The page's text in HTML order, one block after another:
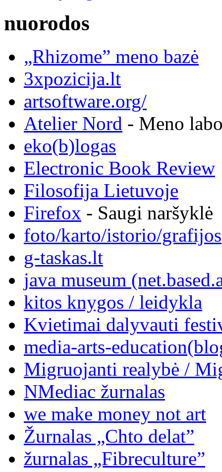
nuorodos
„Rhizome” meno bazė
3xpozicija.lt
artsoftware.org/
Atelier Nord - Meno
eko(b)logas
Electronic Book Review
Filosofija Lietuvoje
Firefox - Saugi naršyklė
foto/karto/istorio/grafijos
g-taskas.lt
java museum
kitos knygos / leidykla
Kvietimai dalyvauti
media-arts-
Migruojanti realybė /
NMediac žurnalas
we make money not art
Žurnalas „Chto delat”
žurnalas „Fibreculture”